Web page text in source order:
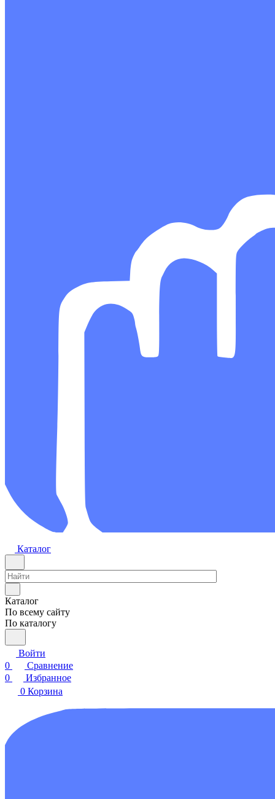
Каталог
Каталог
По всему сайту
По каталогу
Войти
0
Сравнение
0
Избранное
0 Корзина